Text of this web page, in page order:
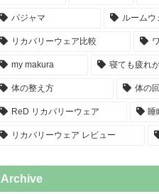
パジャマ ルームウ
リカバリーウェア比較
my makura 寝ても疲れ
体の整え方 体の
ReD リカバリーウェア 睡
リカバリーウェア レビュー
Archive